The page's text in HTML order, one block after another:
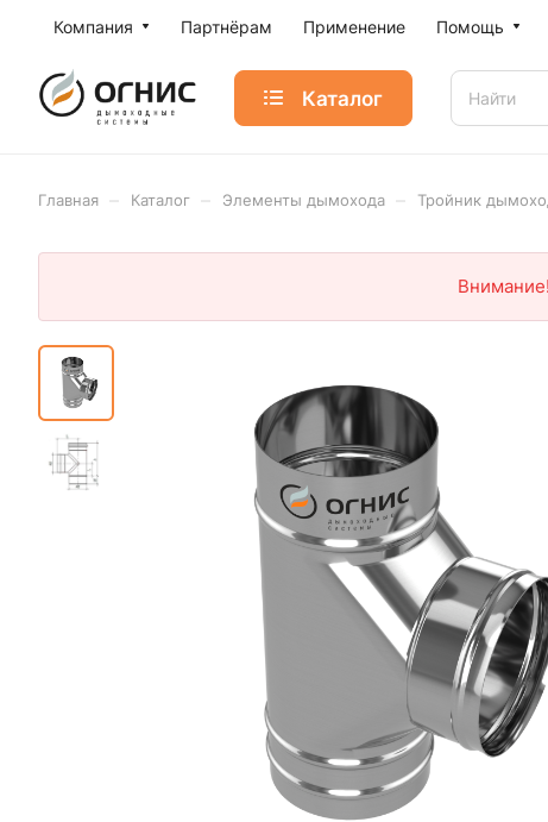
Компания Партнёрам Применение Помощь
Каталог
Главная Каталог Элементы дымохода Тройник